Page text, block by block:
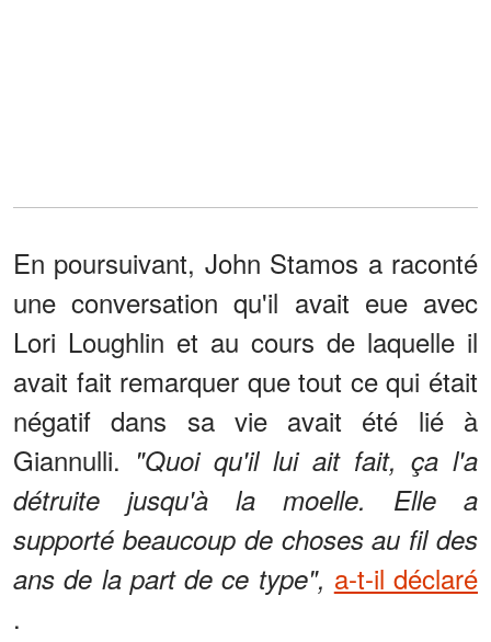
En poursuivant, John Stamos a raconté
une conversation qu'il avait eue avec
Lori Loughlin et au cours de laquelle il
avait fait remarquer que tout ce qui était
négatif dans sa vie avait été lié à
Giannulli. "Quoi qu'il lui ait fait, ça l'a
détruite jusqu'à la moelle. Elle a
supporté beaucoup de choses au fil des
ans de la part de ce type", a-t-il déclaré
.